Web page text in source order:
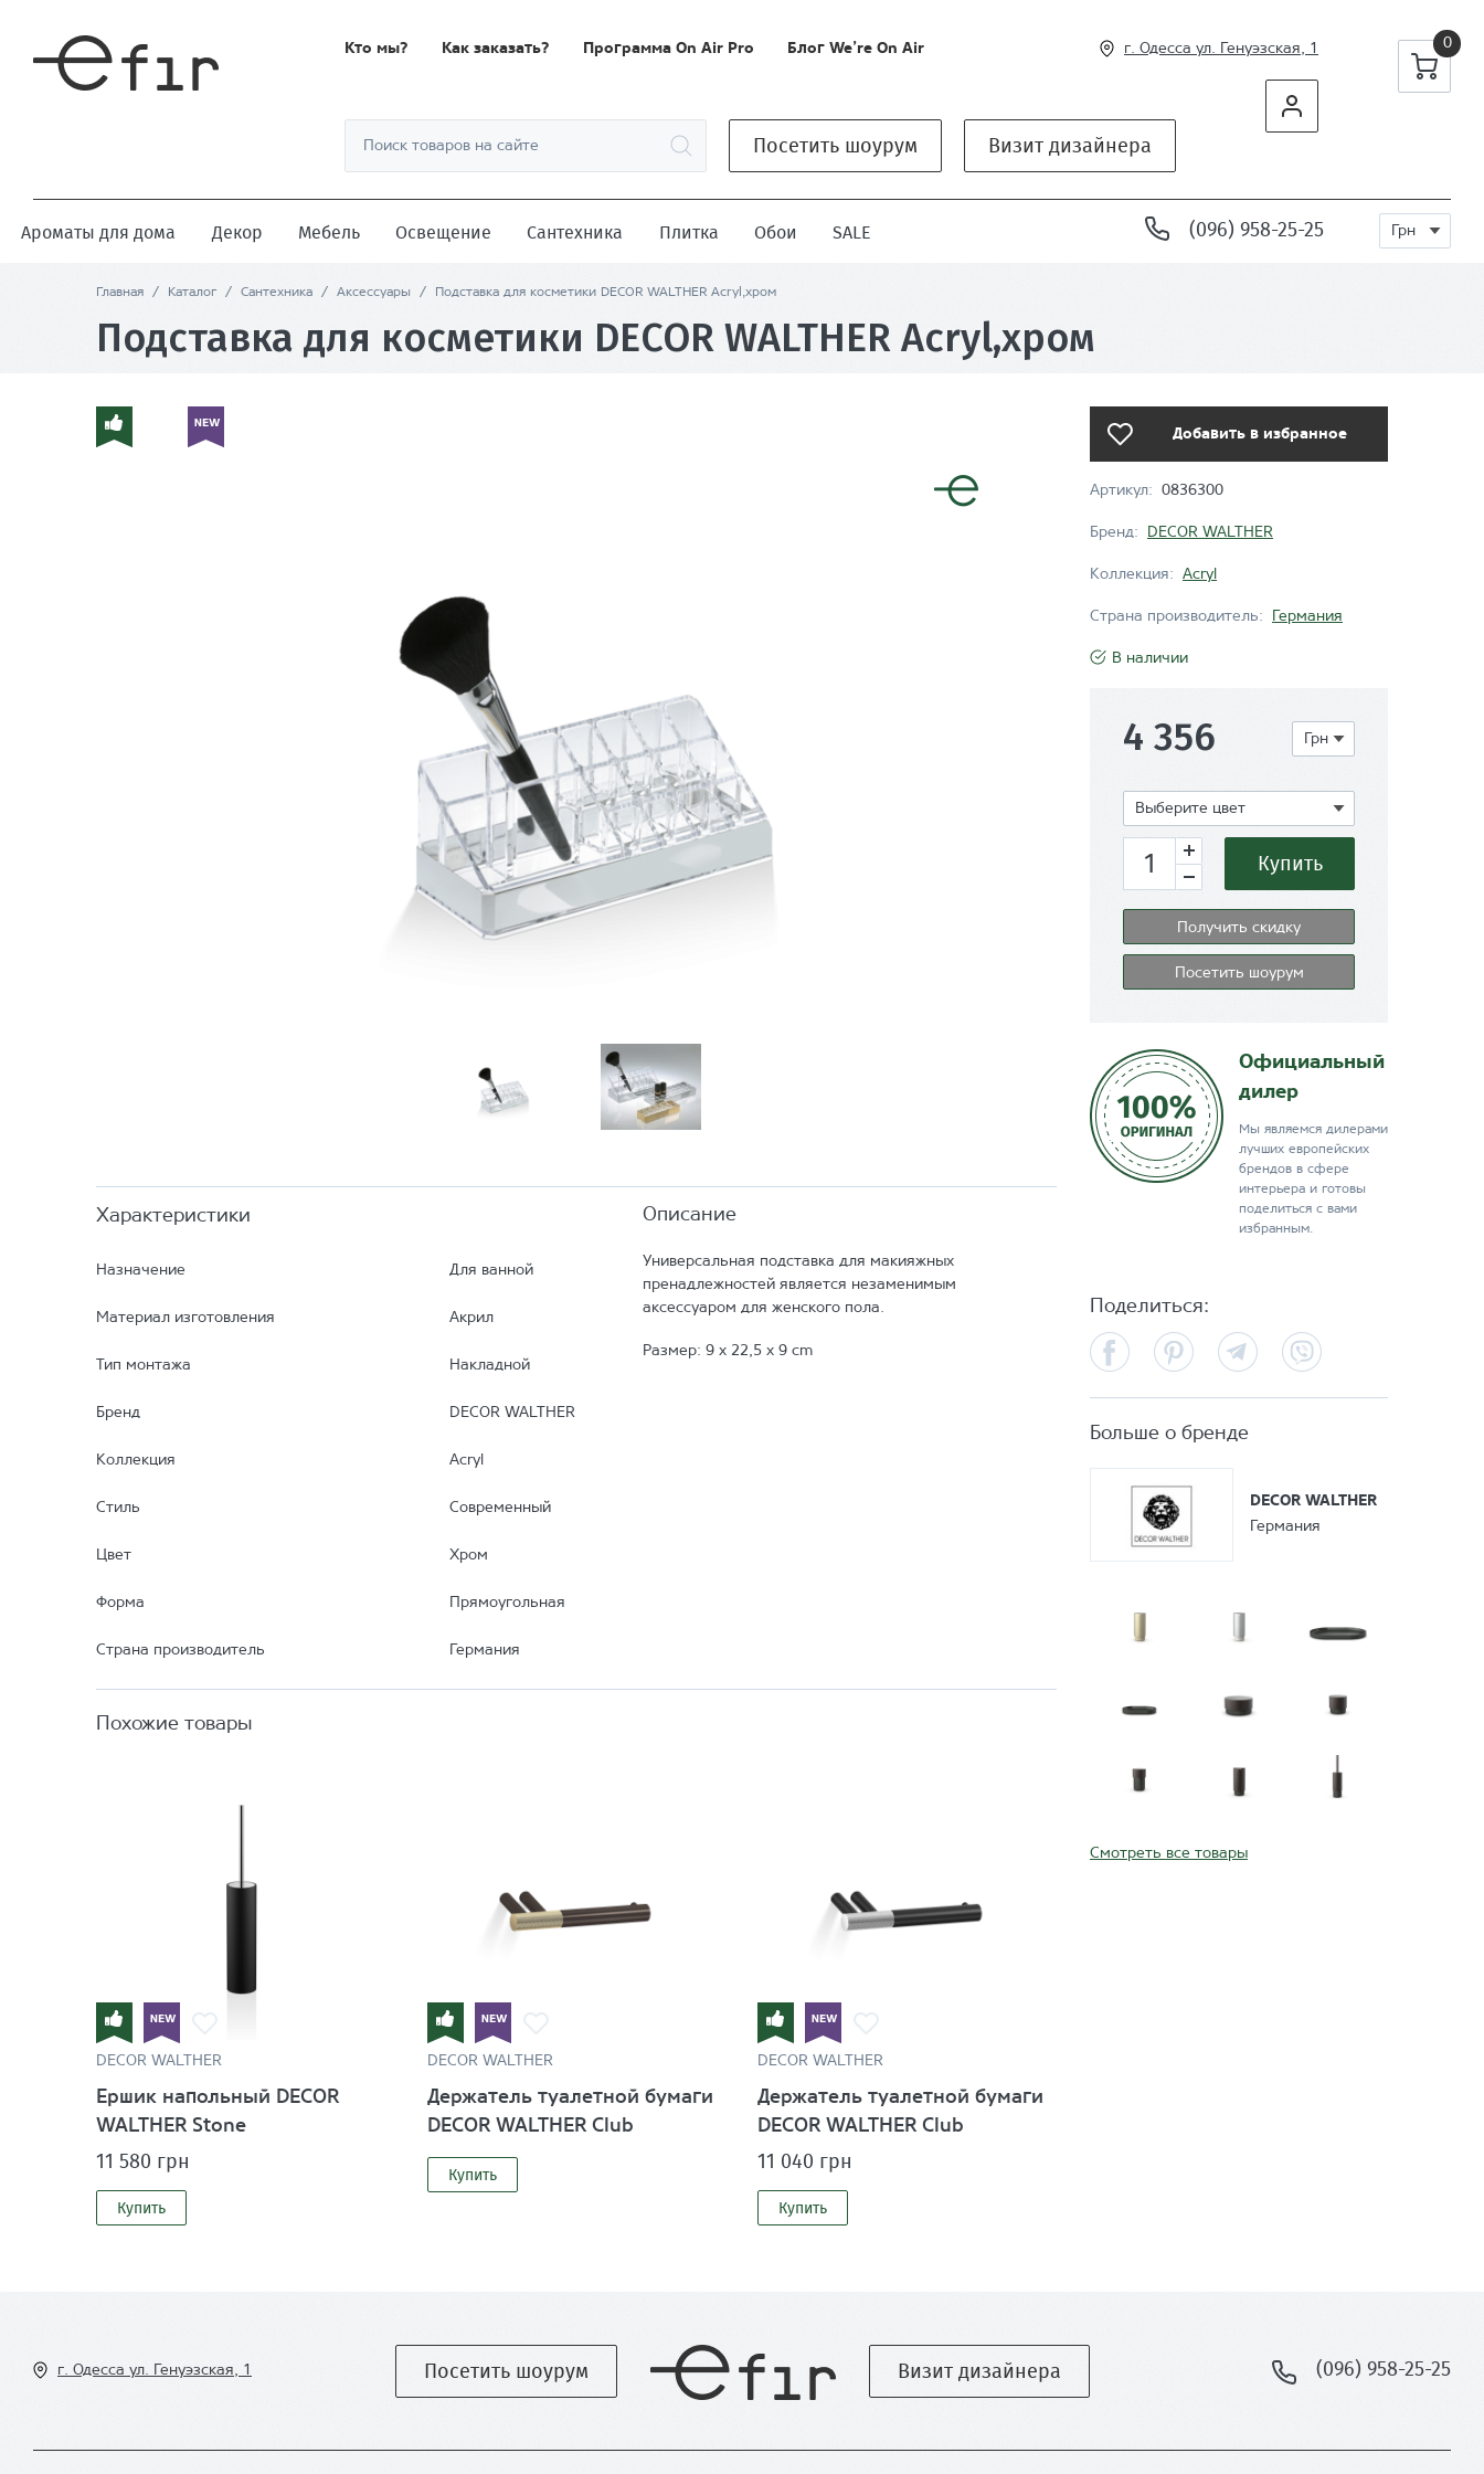
0
Кто мы? Как заказать? Программа On Air Pro Блог We’re On Air г. Одесса ул. Генуэзская, 1
Посетить шоурум Визит дизайнера
Ароматы для дома Декор Мебель Освещение Сантехника Плитка Обои SALE Грн
(096) 958-25-25
Главная / Каталог / Сантехника / Аксессуары / Подставка для косметики DECOR WALTHER Acryl,хром
Подставка для косметики DECOR WALTHER Acryl,хром
Характеристики
Назначение Для ванной
Материал изготовления Акрил
Тип монтажа Накладной
Бренд DECOR WALTHER
Коллекция Acryl
Стиль Современный
Цвет Хром
Форма Прямоугольная
Страна производитель Германия
Описание
Универсальная подставка для макияжных
пренадлежностей является незаменимым
аксессуаром для женского пола.
Размер: 9 x 22,5 x 9 cm
Похожие товары
DECOR WALTHER
Ершик напольный DECOR
WALTHER Stone
11 580 грн
Купить
DECOR WALTHER
Держатель туалетной бумаги
DECOR WALTHER Club
Купить
DECOR WALTHER
Держатель туалетной бумаги
DECOR WALTHER Club
11 040 грн
Купить
Добавить в избранное
Артикул: 0836300
Бренд: DECOR WALTHER
Коллекция: Acryl
Страна производитель: Германия
В наличии
4 356 Грн
Показать
Выберите цвет
Купить
Получить скидку
Посетить шоурум
Официальный
дилер
Мы являемся дилерами
лучших европейских
брендов в сфере
интерьера и готовы
поделиться с вами
избранным.
Поделиться:
Facebook Pinterest Telegram
Больше о бренде
DECOR WALTHER
Германия
Смотреть все товары
г. Одесса ул. Генуэзская, 1 (096) 958-25-25
Посетить шоурум Визит дизайнера